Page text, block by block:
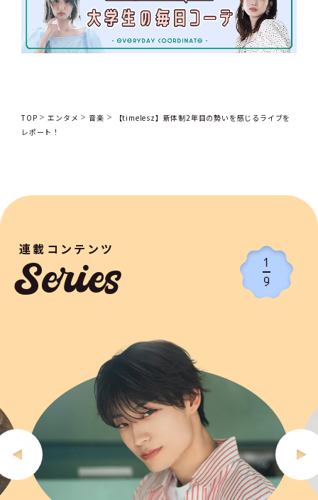
TOP エンタメ 音楽
【timelesz】新体制2年目の勢いを感じるライブを
レポート！
連載コンテンツ
Series
1
9